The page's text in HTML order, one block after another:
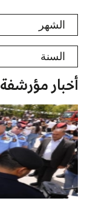
أخبار مؤرشفة